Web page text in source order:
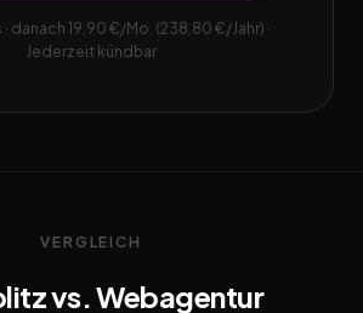
· danach 19,90 €/Mo. (238,80 €/Jahr) ·
Jederzeit kündbar
VERGLEICH
vs. Webagentur